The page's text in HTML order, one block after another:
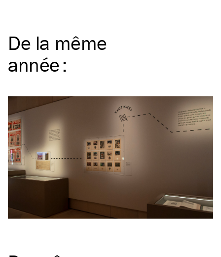
De la même
année: